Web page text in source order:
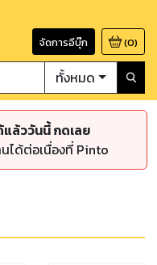
จัดการอีบุ๊ก (0)
ทั้งหมด
แล้ววันนี้ กดเลย
ได้ต่อเนื่องที่ Pinto